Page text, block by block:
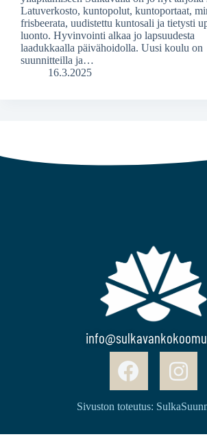
Latuverkosto, kuntopolut, kuntoportaat,
frisbeerata, uudistettu kuntosali ja tietysti
luonto. Hyvinvointi alkaa jo lapsuudesta
laadukkaalla päivähoidolla. Uusi koulu on
suunnitteilla ja…
16.3.2025
Sivuston toteutus: